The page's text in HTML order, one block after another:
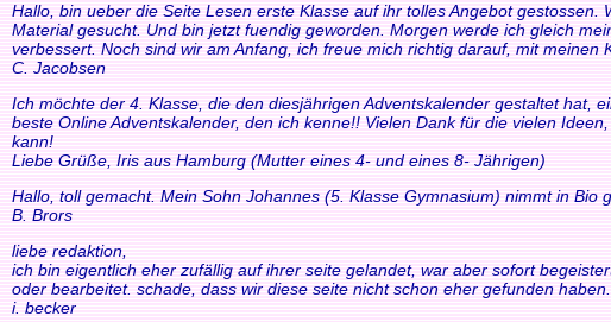
Hallo, bin ueber die Seite Lesen erste Klasse auf ihr tolles Angebot
Material gesucht. Und bin jetzt fuendig geworden. Morgen werde ich gleich
verbessert. Noch sind wir am Anfang, ich freue mich richtig darauf, mit
C. Jacobsen
Ich möchte der 4. Klasse, die den diesjährigen Adventskalender gestaltet hat,
beste Online Adventskalender, den ich kenne!! Vielen Dank für die vielen
kann!
Liebe Grüße, Iris aus Hamburg (Mutter eines 4- und eines 8- Jährigen)
Hallo, toll gemacht. Mein Sohn Johannes (5. Klasse Gymnasium) nimmt in
B. Brors
liebe redaktion,
ich bin eigentlich eher zufällig auf ihrer seite gelandet, war aber sofort
oder bearbeitet. schade, dass wir diese seite nicht schon eher gefunden
i. becker